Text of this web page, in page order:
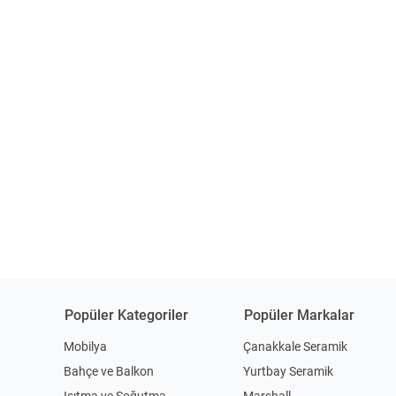
Popüler Kategoriler
Mobilya
Bahçe ve Balkon
Popüler Markalar
Çanakkale Seramik
Yurtbay Seramik